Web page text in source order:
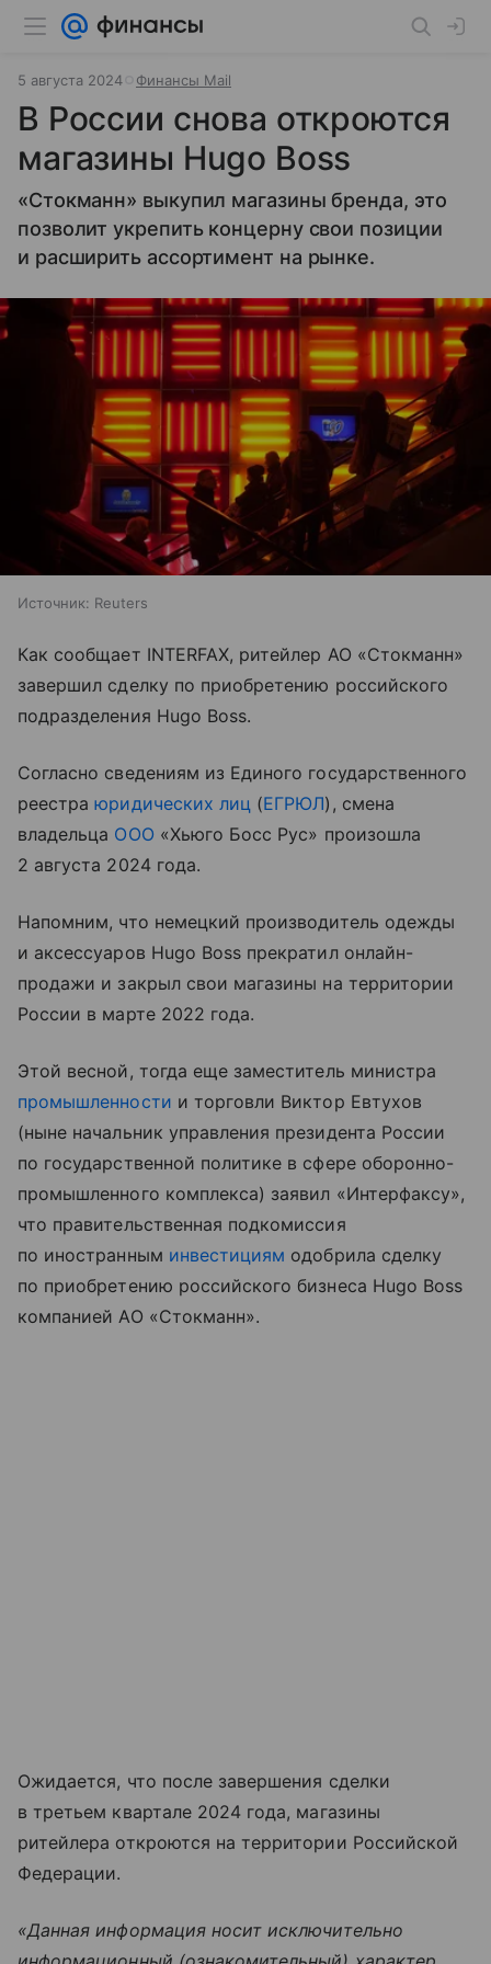
5 августа 2024 Финансы Mail
В России снова откроются
магазины Hugo Boss
«Стокманн» выкупил магазины бренда, это
позволит укрепить концерну свои позиции
и расширить ассортимент на рынке.
Источник: Reuters
Как сообщает INTERFAX, ритейлер АО «Стокманн»
завершил сделку по приобретению российского
подразделения Hugo Boss.
Согласно сведениям из Единого государственного
реестраюридических лиц (ЕГРЮЛ), смена
владельца ООО «Хьюго Босс Рус» произошла
2 августа 2024 года.
Напомним, что немецкий производитель одежды
и аксессуаров Hugo Boss прекратил онлайн-
продажи и закрыл свои магазины на территории
России в марте 2022 года.
Этой весной, тогда еще заместитель министра
промышленности и торговли Виктор Евтухов
(ныне начальник управления президента России
по государственной политике в сфере оборонно-
промышленного комплекса) заявил «Интерфаксу»,
что правительственная подкомиссия
по иностранным инвестициям одобрила сделку
по приобретению российского бизнеса Hugo Boss
компанией АО «Стокманн».
Ожидается, что после завершения сделки
в третьем квартале 2024 года, магазины
ритейлера откроются на территории Российской
Федерации.
«Данная информация носит исключительно